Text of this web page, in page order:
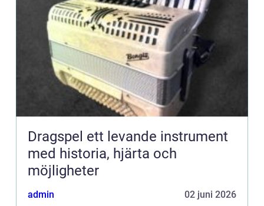
Dragspel ett levande instrument
med historia, hjärta och
möjligheter
admin 02 juni 2026